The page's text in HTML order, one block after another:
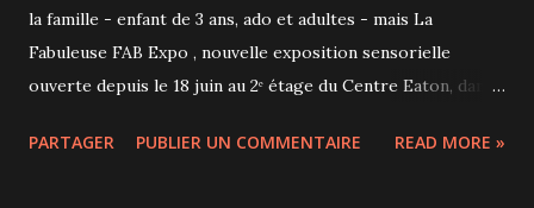
la famille - enfant de 3 ans, ado et adultes - mais La
Fabuleuse FAB Expo , nouvelle exposition sensorielle
ouverte depuis le 18 juin au 2ᵉ étage du Centre Eaton, dans
traverse 21 univers sur 3 étages et on plonge dans une
PARTAGER PUBLIER UN COMMENTAIRE READ MORE »